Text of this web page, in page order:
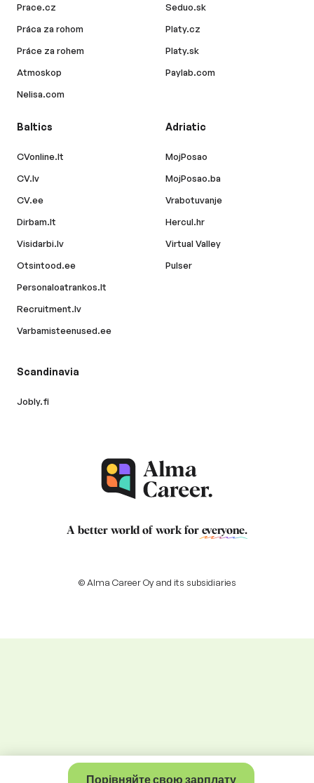
Порівняйте свою зарплату
Prace.cz
Práca za rohom
Práce za rohem
Atmoskop
Nelisa.com
Seduo.sk
Platy.cz
Platy.sk
Paylab.com
Baltics
CVonline.lt
CV.lv
CV.ee
Dirbam.lt
Visidarbi.lv
Otsintood.ee
Personaloatrankos.lt
Recruitment.lv
Varbamisteenused.ee
Adriatic
MojPosao
MojPosao.ba
Vrabotuvanje
Hercul.hr
Virtual Valley
Pulser
Scandinavia
Jobly.fi
A better world of work for everyone.
© Alma Career Oy and its subsidiaries